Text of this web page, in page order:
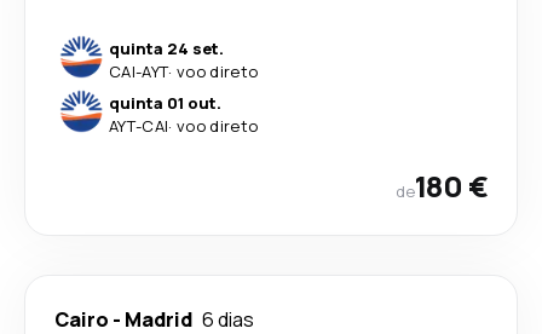
quinta 24 set.
CAI-AYT· voo direto
quinta 01 out.
AYT-CAI· voo direto
de180 €
Cairo - Madrid 6 dias